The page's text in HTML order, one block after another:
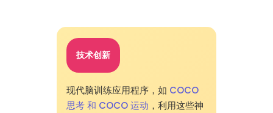
技术创新
现代脑训练应用程序，如 COCO
思考 和 COCO 运动 ，利用这些神